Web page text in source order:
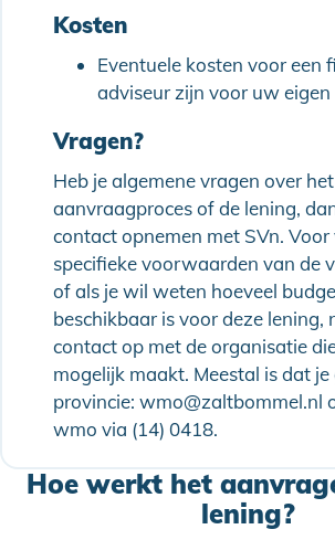
Kosten
Eventuele kosten voor een
adviseur zijn voor uw eigen
Vragen?
Heb je algemene vragen over het
aanvraagproces of de lening,
contact opnemen met SVn.
specifieke voorwaarden van de
of als je wil weten hoeveel
beschikbaar is voor deze lening,
contact op met de organisatie
mogelijk maakt. Meestal is dat
provincie: wmo@zaltbommel.nl
wmo via (14) 0418.
Hoe werkt het
lening?